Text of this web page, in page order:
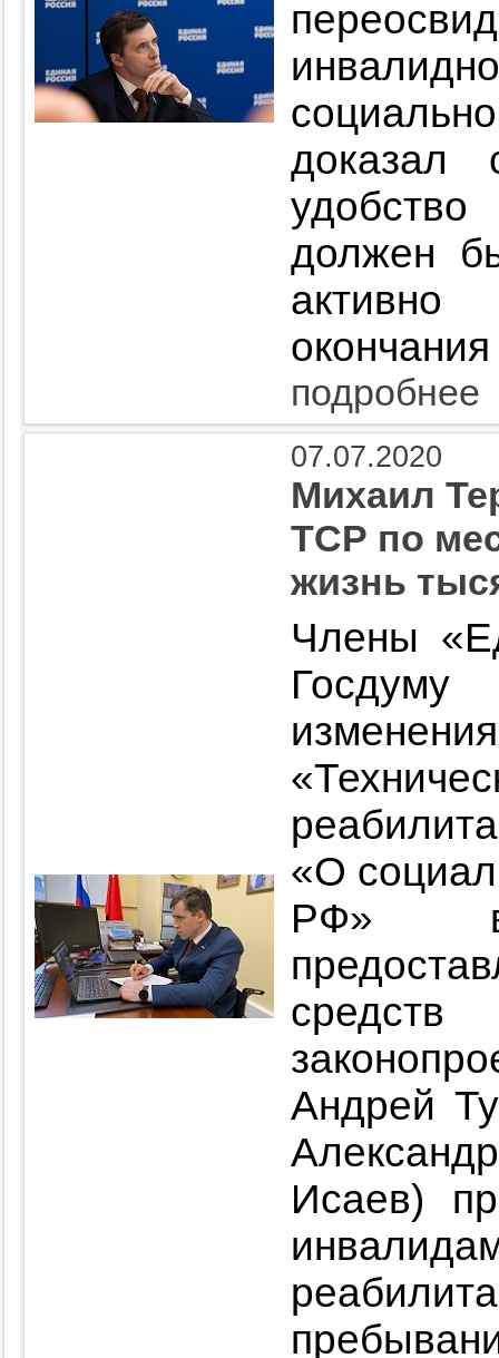
доказал
должен
подробнее
07.07.2020
Михаил
ТСР по
жизнь
Члены
«О
РФ» в
средств
Андрей
Исаев)